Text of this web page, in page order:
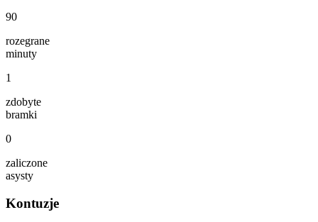
90
rozegrane
minuty
1
zdobyte
bramki
0
zaliczone
asysty
Kontuzje